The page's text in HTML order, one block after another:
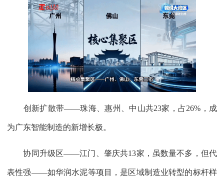
创新扩散带——珠海、惠州、中山共23家，占26%，成
为广东智能制造的新增长极。
协同升级区——江门、肇庆共13家，虽数量不多，但代
表性强——如华润水泥等项目，是区域制造业转型的标杆样